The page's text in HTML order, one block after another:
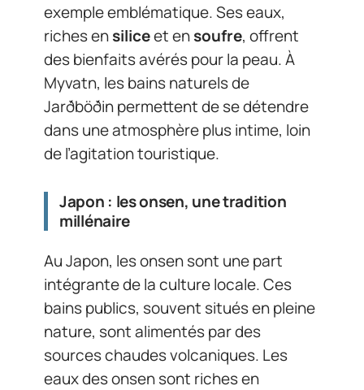
exemple emblématique. Ses eaux,
riches ensiliceet ensoufre, offrent
des bienfaits avérés pour la peau. À
Myvatn, les bains naturels de
Jarðböðin permettent de se détendre
dans une atmosphère plus intime, loin
de l’agitation touristique.
Japon : les onsen, une tradition
millénaire
Au Japon, les onsen sont une part
intégrante de la culture locale. Ces
bains publics, souvent situés en pleine
nature, sont alimentés par des
sources chaudes volcaniques. Les
eaux des onsen sont riches en